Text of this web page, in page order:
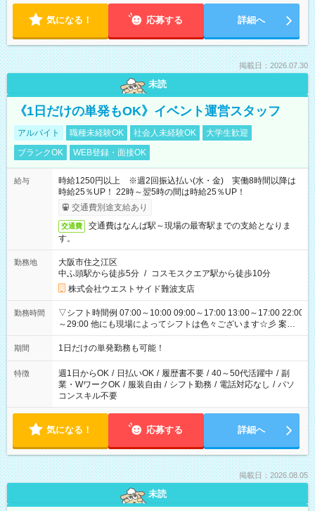
気になる！ 応募する 詳細へ
掲載日：2026.07.30
未読
《1日だけの単発もOK》イベント運営スタッフ
アルバイト 職種未経験OK 社会人未経験OK
大学生歓迎
ブランクOK
WEB登録・面接OK
給与
時給1250円以上 ※週2回振込払い(水・金) 実働8時間以降は
時給25％UP！ 22時～翌5時の間は時給25％UP！
交通費別途支給あり
交通費
交通費はなんば駅～現場の最寄駅までの支給となりま
す。
勤務地
大阪市住之江区
中ふ頭駅から徒歩5分 / コスモスクエア駅から徒歩10分
株式会社ウエストサイド難波支店
勤務時間
▽シフト時間例 07:00～10:00 09:00～17:00 13:00～17:00 22:00
～29:00 他にも現場によってシフトは色々ございます☆彡 案件
次第では午前中で終わるお仕事も...！
期間 1日だけの単発勤務も可能！
特徴 週1日からOK / 日払いOK / 履歴書不要 / 40～50代活躍中 / 副
業・WワークOK / 服装自由 / シフト勤務 / 電話対応なし / パソ
コンスキル不要
気になる！ 応募する 詳細へ
掲載日：2026.08.05
未読